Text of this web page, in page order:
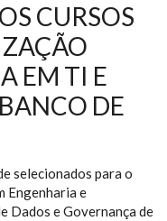
CURSOS
EM TI E
DE
selecionados para o
Engenharia e
Dados e Governança de